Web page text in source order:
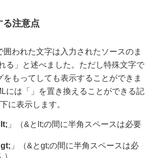
る注意点
囲われた文字は入力されたソースのま
る」と述べました。ただし特殊文字で
をもってしても表示することができま
には「」を置き換えることができる記
に表示します。
」（&とlt;の間に半角スペースは必要
」（&とgt;の間に半角スペースは必